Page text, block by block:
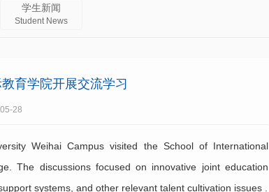
学生新闻
Student News
育学院开展交流学习
05-28
Weihai Campus visited the School of International
The discussions focused on innovative joint education
systems, and other relevant talent cultivation issues .